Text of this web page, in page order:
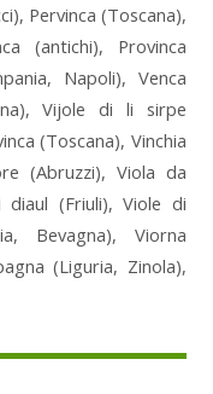
Pervinca (Toscana),
(antichi), Provinca
Napoli), Venca
Vijole di li sirpe
(Toscana), Vinchia
(Abruzzi), Viola da
diaul (Friuli), Viole di
Bevagna), Viorna
(Liguria, Zinola),